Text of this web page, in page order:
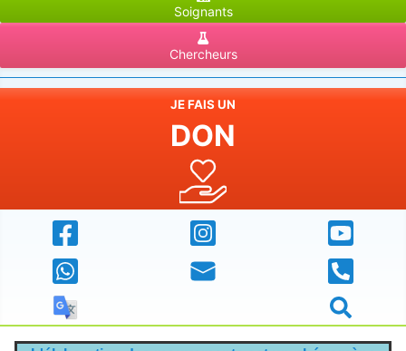
Soignants
Chercheurs
JE FAIS UN
DON